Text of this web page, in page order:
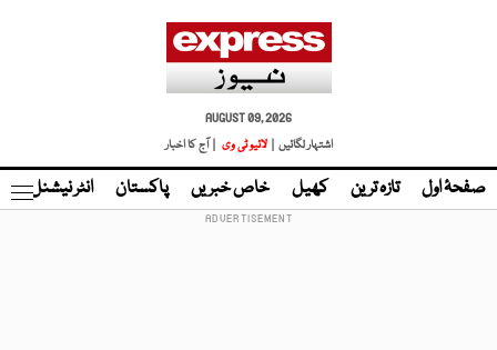
AUGUST 09, 2026
اشتہار لگائیں |
لائیو ٹی وی | آج کا اخبار
صفحۂ اول تازہ ترین کھیل خاص خبریں پاکستان انٹر نیشنل